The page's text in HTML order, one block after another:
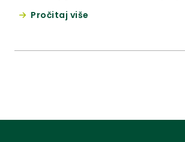
Pravilnika o elementima i kriterijima
Pročitaj više